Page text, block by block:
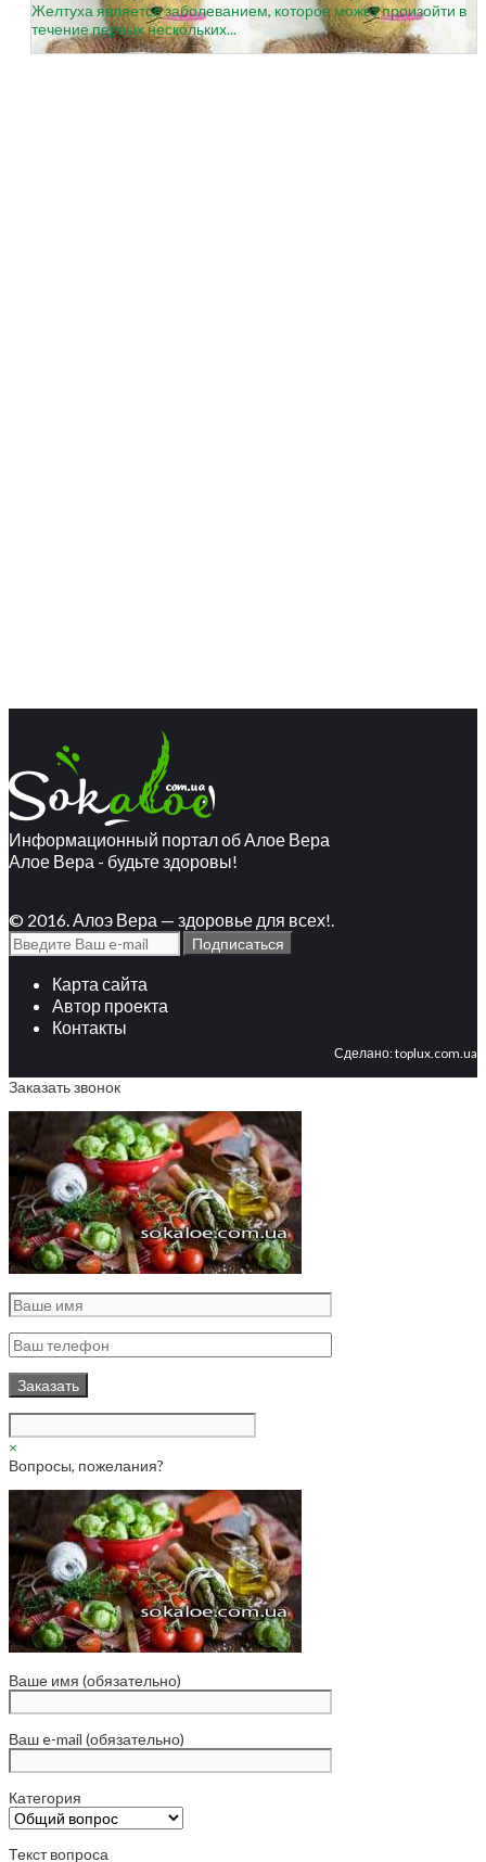
Желтуха является заболеванием, которое может произойти в
течение первых нескольких...
Информационный портал об Алое Вера
Алое Вера - будьте здоровы!
© 2016. Алоэ Вера — здоровье для всех!.
Карта сайта
Автор проекта
Контакты
Сделано:toplux.com.ua
Заказать звонок
×
Вопросы, пожелания?
Ваше имя (обязательно)
Ваш e-mail (обязательно)
Категория
Текст вопроса